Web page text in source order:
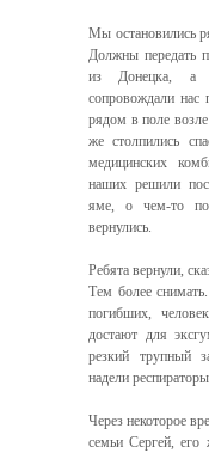
Мы остановились
Должны передать
из Донецка, а
сопровождали
рядом в поле
же столпились
медицинских
наших решили
яме, о чем-то
вернулись.
Ребята вернули,
Тем более
погибших,
достают для
резкий трупный
надели
Через некоторое
семьи Сергей,